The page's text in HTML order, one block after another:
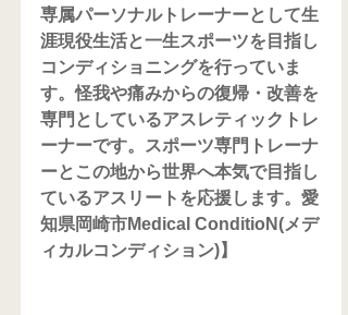
専属パーソナルトレーナーとして生
涯現役生活と一生スポーツを目指し
コンディショニングを行っていま
す。怪我や痛みからの復帰・改善を
専門としているアスレティックトレ
ーナーです。スポーツ専門トレーナ
ーとこの地から世界へ本気で目指し
ているアスリートを応援します。愛
知県岡崎市Medical ConditioN(メデ
ィカルコンディション)】